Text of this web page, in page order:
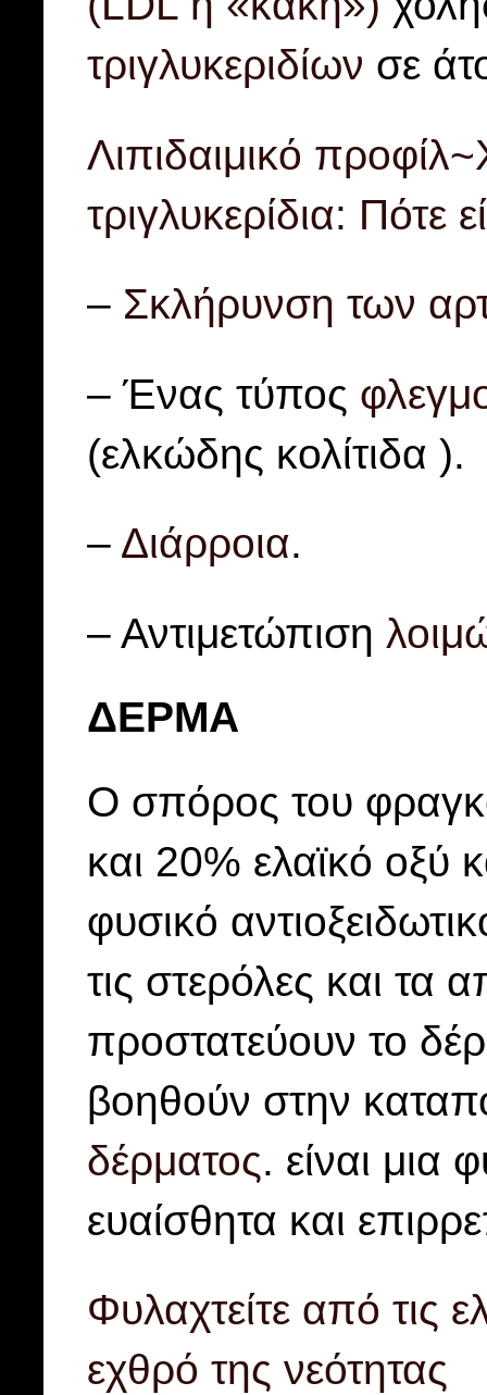
τριγλυκεριδίων σε
Λιπιδαιμικό
τριγλυκερίδια: Πότε
– Σκλήρυνση των
– Ένας τύπος
(ελκώδης κολίτιδα ).
– Διάρροια.
– Αντιμετώπιση
ΔΕΡΜΑ
Ο σπόρος του
και 20% ελαϊκό οξύ
φυσικό
τις στερόλες και τα
προστατεύουν το
βοηθούν στην
δέρματος. είναι μια
ευαίσθητα και
Φυλαχτείτε από τις
εχθρό της νεότητας